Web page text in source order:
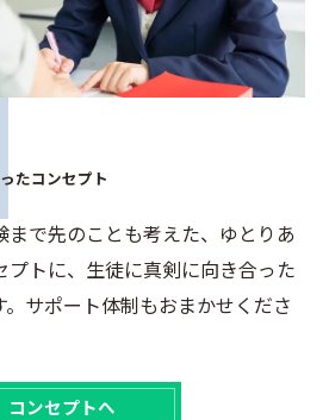
たコンセプト
まで先のことも考えた、ゆとりあ
プトに、生徒に真剣に向き合った
サポート体制もおまかせくださ
コンセプトへ